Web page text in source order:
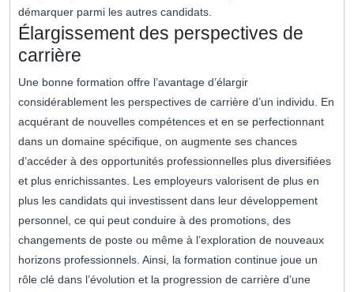
démarquer parmi les autres candidats.
Élargissement des perspectives de
carrière
Une bonne formation offre l’avantage d’élargir
considérablement les perspectives de carrière d’un individu. En
acquérant de nouvelles compétences et en se perfectionnant
dans un domaine spécifique, on augmente ses chances
d’accéder à des opportunités professionnelles plus diversifiées
et plus enrichissantes. Les employeurs valorisent de plus en
plus les candidats qui investissent dans leur développement
personnel, ce qui peut conduire à des promotions, des
changements de poste ou même à l’exploration de nouveaux
horizons professionnels. Ainsi, la formation continue joue un
rôle clé dans l’évolution et la progression de carrière d’une